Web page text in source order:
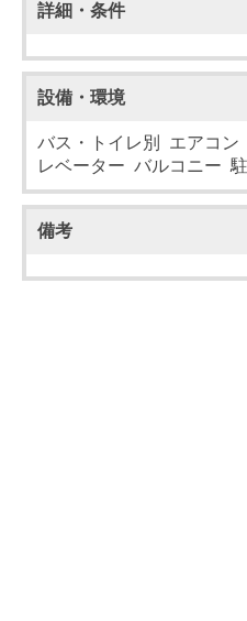
詳細・条件
設備・環境
バス・トイレ別 エアコ
レベーター バルコニー
備考